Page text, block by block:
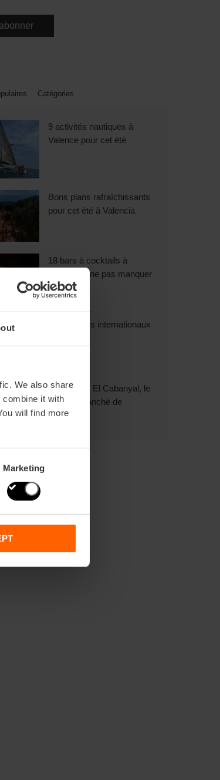
We also share
it with
will find more
Marketing
Catégories
9 activités nautiques à
Valence pour cet été
Bons plans rafraîchissants
pour cet été à Valencia
18 bars à cocktails à
Valencia à ne pas manquer
Restaurants internationaux
Découvrez El Cabanyal, le
quartier branché de
Valencia